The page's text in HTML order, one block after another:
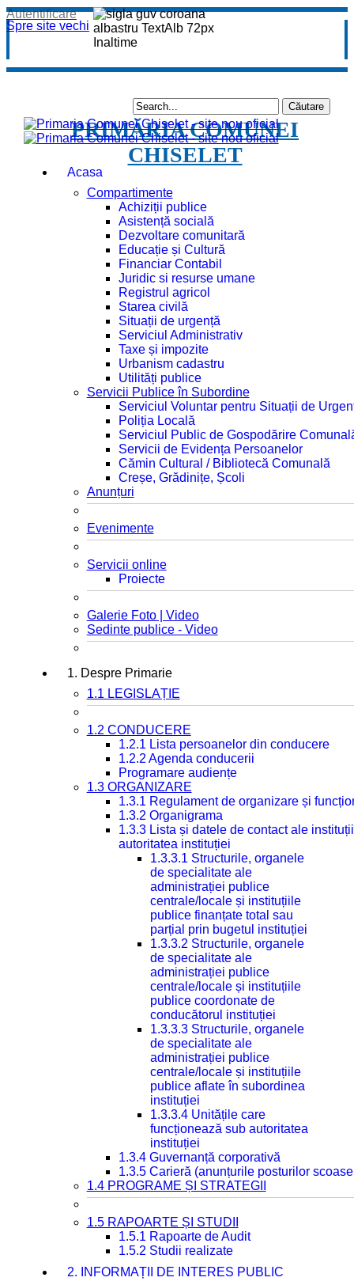
Spre site vechi
Autentificare
PRIMĂRIA COMUNEI
CHISELET
Acasa
Compartimente
Achiziții publice
Asistență socială
Dezvoltare comunitară
Educație și Cultură
Financiar Contabil
Juridic si resurse umane
Registrul agricol
Starea civilă
Situații de urgență
Serviciul Administrativ
Taxe și impozite
Urbanism cadastru
Utilități publice
Servicii Publice în Subordine
Serviciul Voluntar pentru Situații de
Poliția Locală
Serviciul Public de Gospodărire
Servicii de Evidența Persoanelor
Cămin Cultural / Bibliotecă Comunală
Creșe, Grădinițe, Școli
Anunțuri
Evenimente
Servicii online
Proiecte
Galerie Foto | Video
Sedinte publice - Video
1. Despre Primarie
1.1 LEGISLAȚIE
1.2 CONDUCERE
1.2.1 Lista persoanelor din conducere
1.2.2 Agenda conducerii
Programare audiențe
1.3 ORGANIZARE
1.3.1 Regulament de organizare și
1.3.2 Organigrama
1.3.3 Lista și datele de contact ale
autoritatea instituției
1.3.3.1 Structurile, organele
de specialitate ale
administrației publice
centrale/locale și instituțiile
publice finanțate total sau
parțial prin bugetul instituției
1.3.3.2 Structurile, organele
de specialitate ale
administrației publice
centrale/locale și instituțiile
publice coordonate de
conducătorul instituției
1.3.3.3 Structurile, organele
de specialitate ale
administrației publice
centrale/locale și instituțiile
publice aflate în subordinea
instituției
1.3.3.4 Unitățile care
funcționează sub autoritatea
instituției
1.3.4 Guvernanță corporativă
1.3.5 Carieră (anunțurile posturilor
1.4 PROGRAME ȘI STRATEGII
1.5 RAPOARTE ȘI STUDII
1.5.1 Rapoarte de Audit
1.5.2 Studii realizate
2. INFORMAȚII DE INTERES PUBLIC